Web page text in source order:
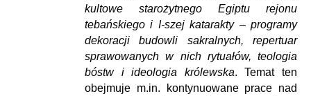
kultowe starożytnego Egiptu rejonu
tebańskiego i I-szej katarakty – programy
dekoracji budowli sakralnych, repertuar
sprawowanych w nich rytuałów, teologia
bóstw i ideologia królewska. Temat ten
obejmuje m.in. kontynuowane prace nad